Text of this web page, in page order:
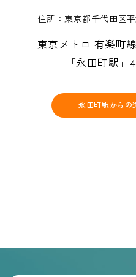
住所：東京都千代田区
東京メトロ 有楽町
「永田町駅
永田町駅からの